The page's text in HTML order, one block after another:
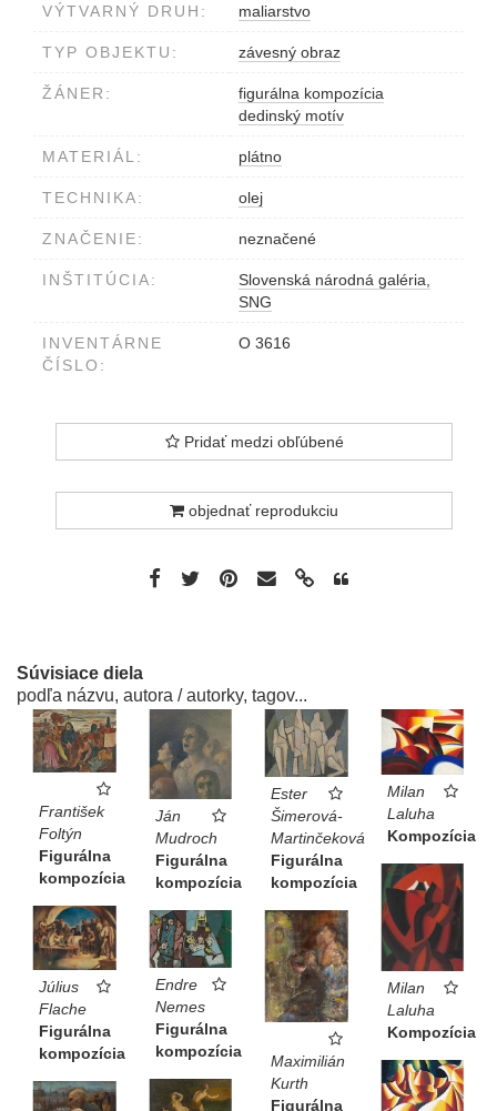
VÝTVARNÝ DRUH: maliarstvo
TYP OBJEKTU: závesný obraz
ŽÁNER:
figurálna kompozícia
dedinský motív
MATERIÁL: plátno
TECHNIKA: olej
ZNAČENIE: neznačené
INŠTITÚCIA:
Slovenská národná galéria,
SNG
INVENTÁRNE
ČÍSLO:
O 3616
Pridať medzi obľúbené
objednať reprodukciu
Súvisiace diela
podľa názvu, autora / autorky, tagov...
František
Foltýn
Figurálna
kompozícia
Ján
Mudroch
Figurálna
kompozícia
Ester
Šimerová-
Martinčeková
Figurálna
kompozícia
Milan
Laluha
Kompozícia
Milan
Laluha
Kompozícia
Július
Flache
Figurálna
kompozícia
Maximilián
Kurth
Figurálna
Endre
Nemes
Figurálna
kompozícia